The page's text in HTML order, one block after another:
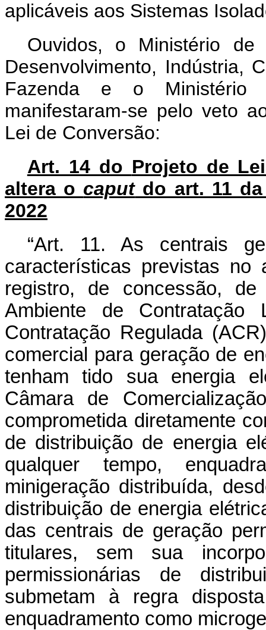
aplicáveis aos Sistemas
Ouvidos, o Ministério
Desenvolvimento, Indústria,
Fazenda e o Ministério
manifestaram-se pelo veto
Lei de Conversão:
Art. 14 do Projeto de
altera o caputdo art. 11 da
2022
“Art. 11. As centrais
características previstas
registro, de concessão,
Ambiente de
Contratação Regulada
comercial para geração de
tenham tido sua energia
Câmara de
comprometida diretamente
de distribuição de energia
qualquer tempo,
minigeração distribuída,
distribuição de energia
das centrais de geração
titulares, sem sua
permissionárias de
submetam à regra
enquadramento como